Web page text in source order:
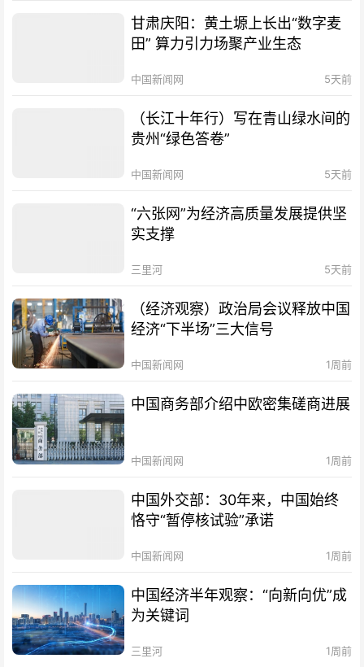
甘肃庆阳：黄土塬上长出“数字麦
田” 算力引力场聚产业生态
中国新闻网 5天前
（长江十年行）写在青山绿水间的
贵州“绿色答卷”
中国新闻网 5天前
“六张网”为经济高质量发展提供坚
实支撑
三里河 5天前
（经济观察）政治局会议释放中国
经济“下半场”三大信号
中国新闻网 1周前
中国商务部介绍中欧密集磋商进展
中国新闻网 1周前
中国外交部：30年来，中国始终
恪守“暂停核试验”承诺
中国新闻网 1周前
中国经济半年观察：“向新向优”成
为关键词
三里河 1周前